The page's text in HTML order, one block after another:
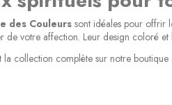
des Couleurssont idéales pour offrir
de votre affection. Leur design coloré
collection complète sur notre